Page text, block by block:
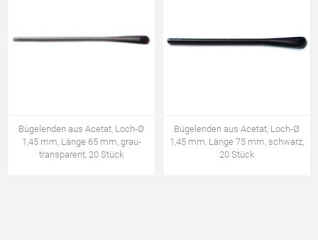
Bügelenden aus Acetat, Loch-Ø
1,45 mm, Länge 65 mm, grau-
transparent, 20 Stück
Bügelenden aus Acetat, Loch-Ø
1,45 mm, Länge 75 mm, schwarz,
20 Stück